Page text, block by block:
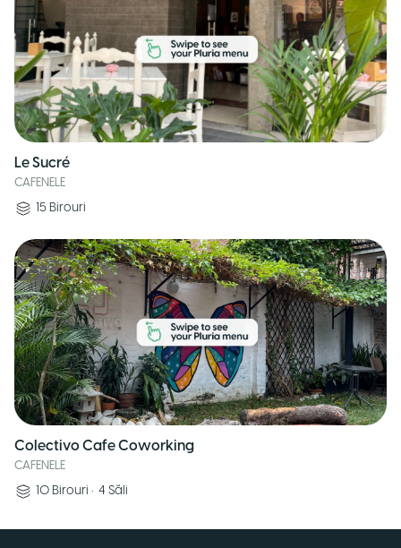
Le Sucré
CAFENELE
15 Birouri
Colectivo Cafe Coworking
CAFENELE
10 Birouri • 4 Săli